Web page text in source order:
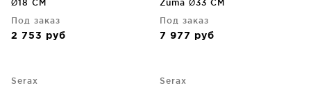
Ø18 CM
Под заказ
2 753 руб
Zuma Ø33 CM
Под заказ
7 977 руб
Serax
Serax